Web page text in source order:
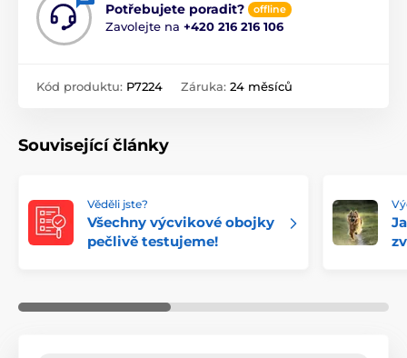
Potřebujete poradit? offline
Zavolejte na +420 216 216 106
Kód produktu: P7224 Záruka: 24 měsíců
Související články
Věděli jste?
Všechny výcvikové obojky
pečlivě testujeme!